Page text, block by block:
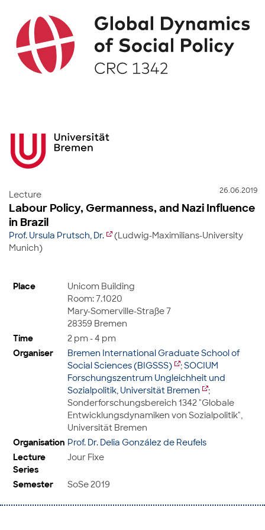
26.06.2019
Lecture
Labour Policy, Germanness, and Nazi Influence
in Brazil
Prof. Ursula Prutsch, Dr.
(Ludwig-Maximilians-University
Munich)
Place
Unicom Building
Room: 7.1020
Mary-Somerville-Straße 7
28359 Bremen
Time
2 pm - 4 pm
Organiser
Bremen International Graduate School of
Social Sciences (BIGSSS)
;SOCIUM
Forschungszentrum Ungleichheit und
Sozialpolitik, Universität Bremen
;
Sonderforschungsbereich 1342 "Globale
Entwicklungsdynamiken von Sozialpolitik",
Universität Bremen
Organisation Prof. Dr. Delia González de Reufels
Lecture
Series
Jour Fixe
Semester SoSe 2019